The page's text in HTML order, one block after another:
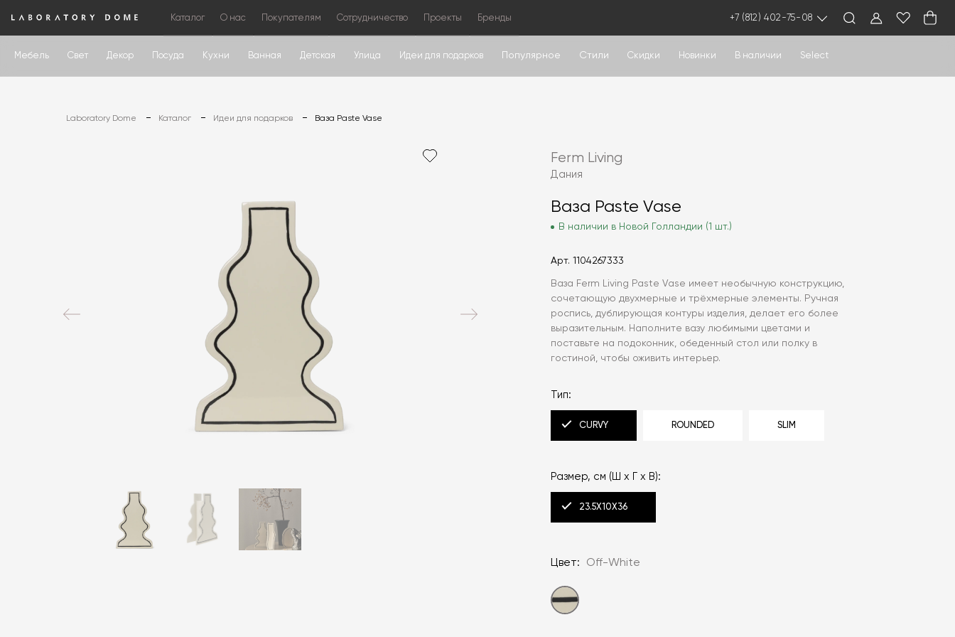
Каталог О нас Покупателям Сотрудничество Проекты Бренды +7 (812) 402-75-08
Мебель Свет Декор Посуда Кухни Ванная Детская Улица Идеи для подарков Популярное Стили Скидки Новинки В наличии Select
Laboratory Dome Каталог Идеи для подарков Ваза Paste Vase
Ferm Living
Дания
Ваза Paste Vase
В наличии в Новой Голландии (1 шт.)
Арт.1104267333
Ваза Ferm Living Paste Vase имеет необычную конструкцию,
сочетающую двухмерные и трёхмерные элементы. Ручная
роспись, дублирующая контуры изделия, делает его более
выразительным. Наполните вазу любимыми цветами и
поставьте на подоконник, обеденный стол или полку в
гостиной, чтобы оживить интерьер.
Тип:
CURVY ROUNDED SLIM
Размер, см (Ш x Г x В):
23.5X10X36
Цвет: Off-White